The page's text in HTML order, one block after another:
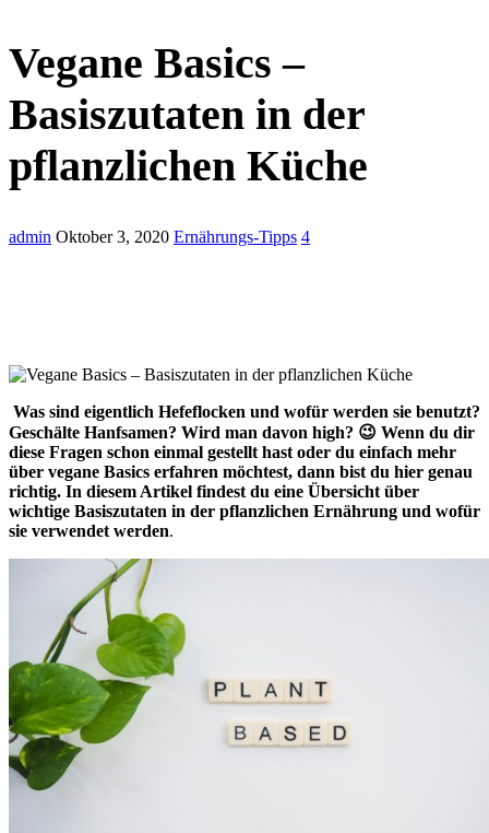
Vegane Basics –
Basiszutaten in der
pflanzlichen Küche
admin Oktober 3, 2020 Ernährungs-Tipps 4
Was sind eigentlich Hefeflocken und wofür werden sie benutzt?
Geschälte Hanfsamen? Wird man davon high? 😉 Wenn du dir
diese Fragen schon einmal gestellt hast oder du einfach mehr
über vegane Basics erfahren möchtest, dann bist du hier genau
richtig. In diesem Artikel findest du eine Übersicht über
wichtige Basiszutaten in der pflanzlichen Ernährung und wofür
sie verwendet werden.